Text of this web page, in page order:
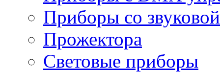
Приборы со
Прожектора
Световые приборы